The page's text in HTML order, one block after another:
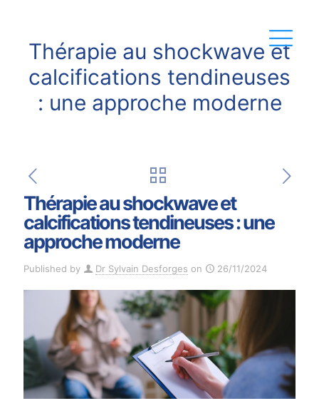
Thérapie au shockwave et
calcifications tendineuses
: une approche moderne
Thérapie au shockwave et
calcifications tendineuses : une
approche moderne
Published by Dr Sylvain Desforges on 26/11/2024